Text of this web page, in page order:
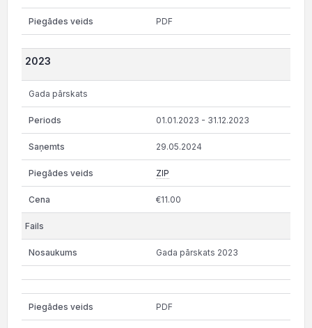
PDF
2023
Gada pārskats
01.01.2023 - 31.12.2023
29.05.2024
ZIP
€11.00
Gada pārskats 2023
PDF